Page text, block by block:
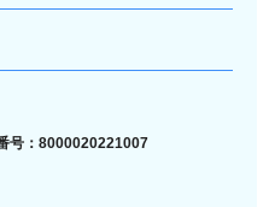
号：8000020221007